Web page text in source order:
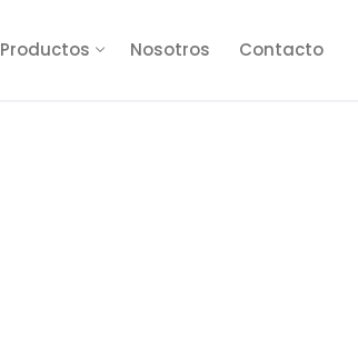
Productos Nosotros Contacto